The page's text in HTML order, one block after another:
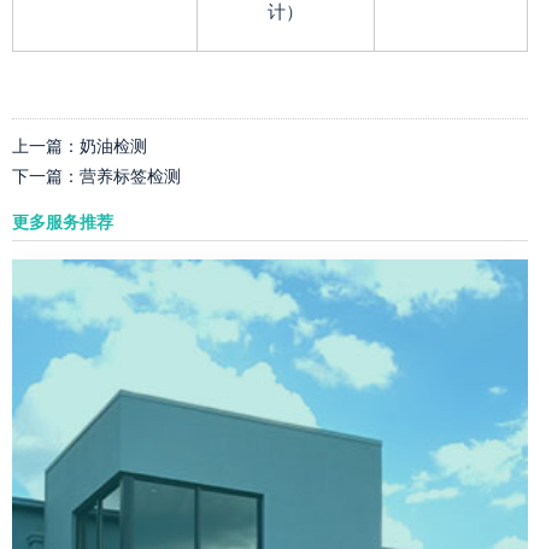
计）
上一篇： 奶油检测
下一篇： 营养标签检测
更多服务推荐